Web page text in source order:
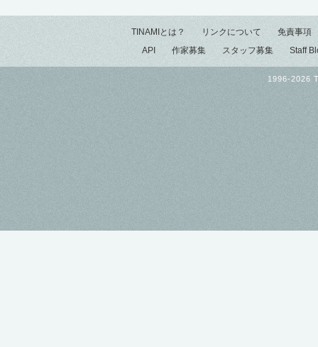
TINAMIとは？ リンクについて
免責事項
API
作家募集 スタッフ募集 Staff
1996-2026